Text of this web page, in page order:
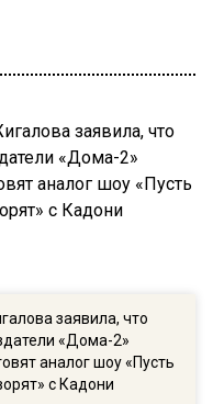
заявила, что
«Дома-2»
аналог шоу «Пусть
с Кадони